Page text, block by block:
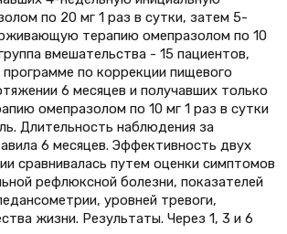
по 20 мг 1 раз в сутки, затем 5-
терапию омепразолом по 10
вмешательства - 15 пациентов,
по коррекции пищевого
6 месяцев и получавших только
омепразолом по 10 мг 1 раз в сутки
Длительность наблюдения за
6 месяцев. Эффективность двух
сравнивалась путем оценки симптомов
рефлюксной болезни, показателей
уровней тревоги,
жизни. Результаты. Через 1, 3 и 6